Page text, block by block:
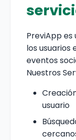
PreviApp
los usuarios
eventos
Nuestros
usuario